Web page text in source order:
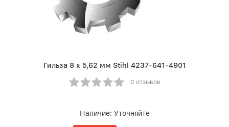
Гильза 8 x 5,62 мм Stihl 4237-641-4901
0 отзывов
Наличие: Уточняйте